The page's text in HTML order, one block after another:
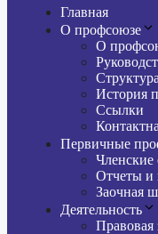
Главная
О профсоюзе
О
Структура
История
Ссылки
Первичные
Членские
Отчеты и
Заочная
Деятельность
Правовая